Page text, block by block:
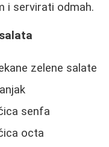
i servirati odmah.
zelene salate
senfa
octa